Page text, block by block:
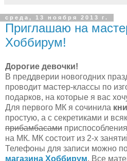
среда, 13 ноября 2013 г.
Приглашаю на
Хоббирум!
Дорогие девочки!
В преддверии новогодних
проводит мастер-классы по
подарков, на которые я вас
Для первого МК я сочинила
простую, а с секретиками и
прибамбасами
на МК. МК состоит из 2-х
Телефоны для записи можно
магазина Хоббирум. Все